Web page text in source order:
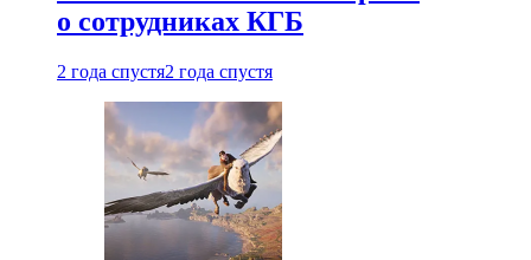
о сотрудниках КГБ
2 года спустя2 года спустя